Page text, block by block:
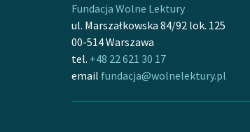
Fundacja Wolne Lektury
ul. Marszałkowska 84/92 lok. 125
00-514 Warszawa
tel. +48 22 621 30 17
email fundacja@wolnelektury.pl